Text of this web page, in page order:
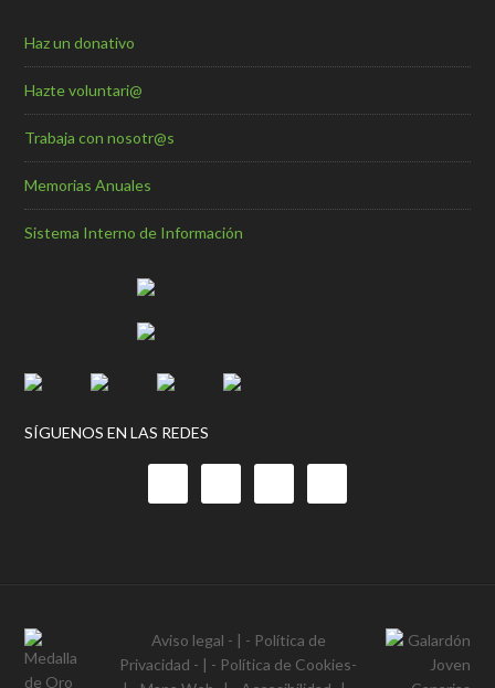
Haz un donativo
Hazte voluntari@
Trabaja con nosotr@s
Memorias Anuales
Sistema Interno de Información
SÍGUENOS EN LAS REDES
Aviso legal - | - Política de
Privacidad - | - Política de Cookies-